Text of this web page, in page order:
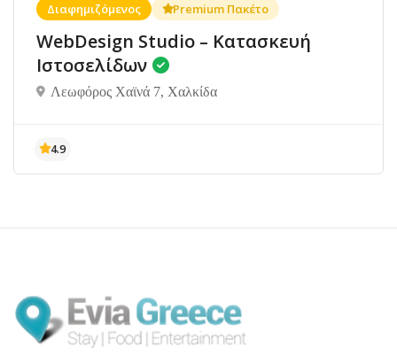
Διαφημιζόμενος Premium Πακέτο
WebDesign Studio – Κατασκευή
Ιστοσελίδων
Λεωφόρος Χαϊνά 7, Χαλκίδα